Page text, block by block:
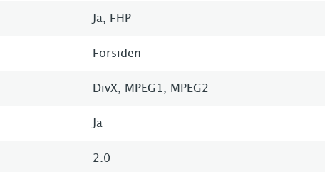
Ja, FHP
Forsiden
DivX, MPEG1, MPEG2
Ja
2.0